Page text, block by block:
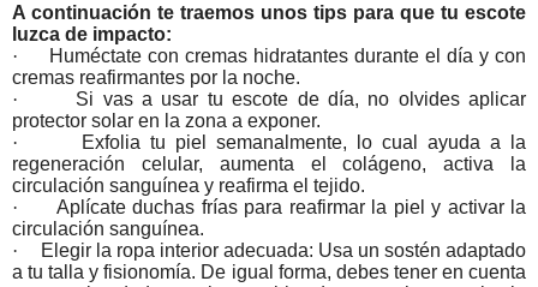
A continuación te traemos unos tips para que tu escote
luzca de impacto:
·
Huméctate con cremas hidratantes durante el día y con
cremas reafirmantes por la noche.
·
Si vas a usar tu escote de día, no olvides aplicar
protector solar en la zona a exponer.
·
Exfolia tu piel semanalmente, lo cual ayuda a la
regeneración celular, aumenta el colágeno, activa la
circulación sanguínea y reafirma el tejido.
·
Aplícate duchas frías para reafirmar la piel y activar la
circulación sanguínea.
·
Elegir la ropa interior adecuada: Usa un sostén adaptado
a tu talla y fisionomía. De igual forma, debes tener en cuenta